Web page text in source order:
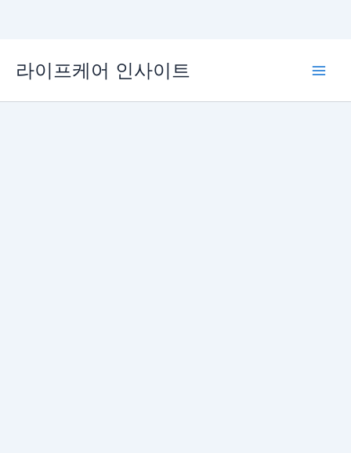
로
라이프케어 인사이트